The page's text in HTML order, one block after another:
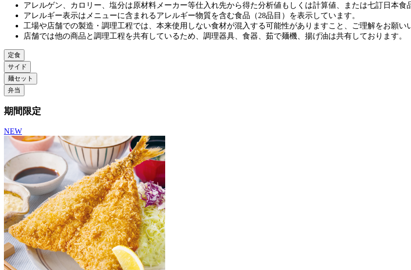
アレルゲン、カロリー、塩分は原材料メーカー等仕⼊れ先から得た分析値もしくは計算値、または七訂⽇本⾷
アレルギー表⽰はメニューに含まれるアレルギー物質を含む⾷品（28品⽬）を表⽰しています。
⼯場や店舗での製造・調理⼯程では、本来使⽤しない⾷材が混⼊する可能性がありますこと、ご理解をお願い
店舗では他の商品と調理⼯程を共有しているため、調理器具、⾷器、茹で麺機、揚げ油は共有しております。
定食
サイド
麺セット
弁当
期間限定
NEW